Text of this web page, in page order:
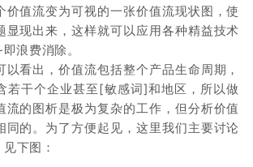
价值流变为可视的一张价值流现状图，使
显现出来，这样就可以应用各种精益技术
浪费消除。
以看出，价值流包括整个产品生命周期，
若干个企业甚至[敏感词]和地区，所以做
流的图析是极为复杂的工作，但分析价值
的。 为了方便起见，这里我们主要讨论
下图：